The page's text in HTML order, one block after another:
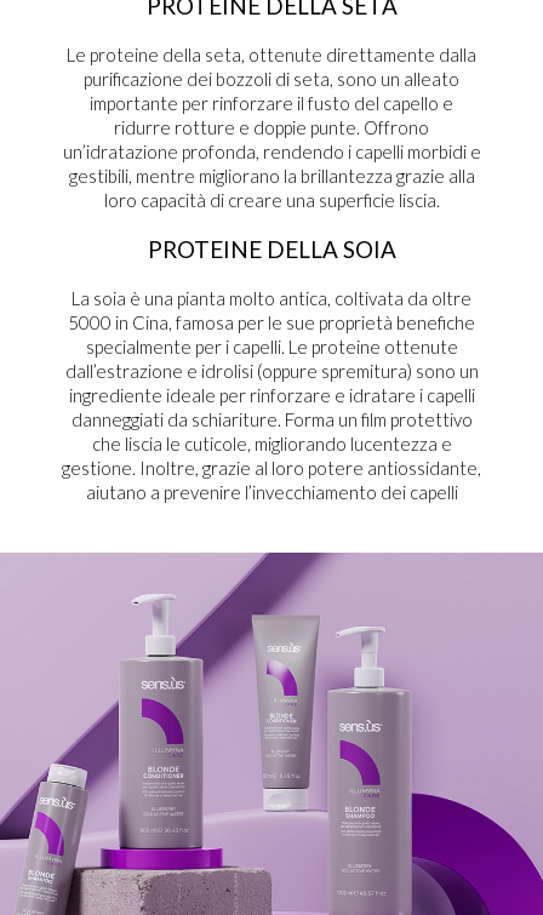
Le proteine della seta, ottenute direttamente dalla
purificazione dei bozzoli di seta, sono un alleato
importante per rinforzare il fusto del capello e
ridurre rotture e doppie punte. Offrono
un’idratazione profonda, rendendo i capelli morbidi e
gestibili, mentre migliorano la brillantezza grazie alla
loro capacità di creare una superficie liscia.
PROTEINE DELLA SOIA
La soia è una pianta molto antica, coltivata da oltre
5000 in Cina, famosa per le sue proprietà benefiche
specialmente per i capelli. Le proteine ottenute
dall’estrazione e idrolisi (oppure spremitura) sono un
ingrediente ideale per rinforzare e idratare i capelli
danneggiati da schiariture. Forma un film protettivo
che liscia le cuticole, migliorando lucentezza e
gestione. Inoltre, grazie al loro potere antiossidante,
aiutano a prevenire l’invecchiamento dei capelli